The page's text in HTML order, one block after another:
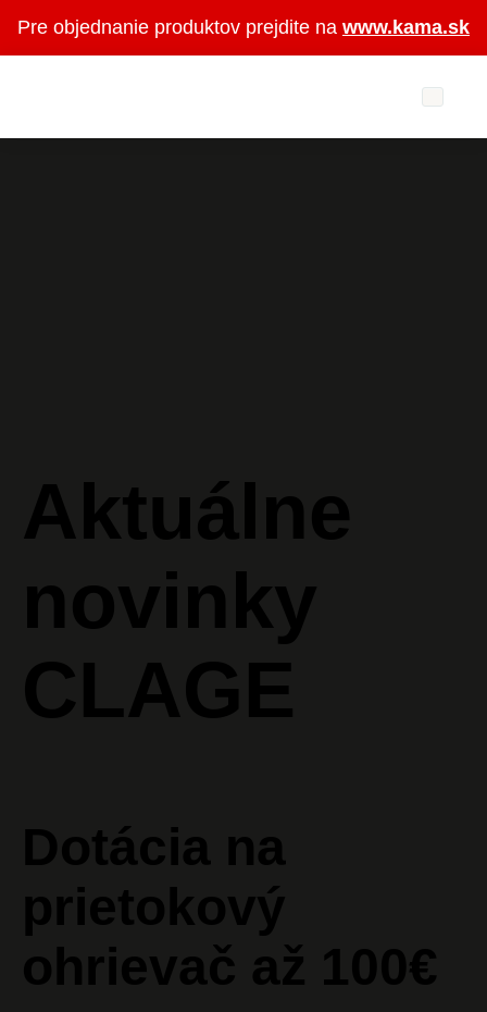
Pre objednanie produktov prejdite na www.kama.sk
Na stiahnutie
Kontakt
Aktuálne
novinky
CLAGE
Dotácia na
prietokový
ohrievač až 100€